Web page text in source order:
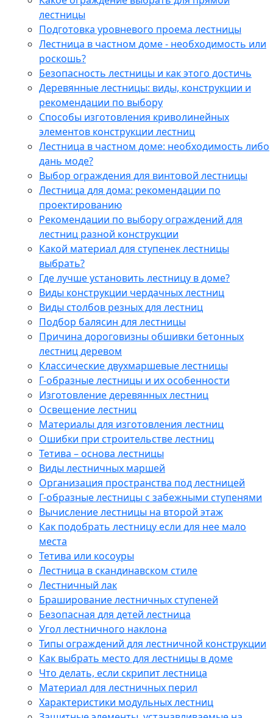
лестницы
Подготовка уровневого проема лестницы
Лестница в частном доме - необходимость или
роскошь?
Безопасность лестницы и как этого достичь
Деревянные лестницы: виды, конструкции и
рекомендации по выбору
Способы изготовления криволинейных
элементов конструкции лестниц
Лестница в частном доме: необходимость либо
дань моде?
Выбор ограждения для винтовой лестницы
Лестница для дома: рекомендации по
проектированию
Рекомендации по выбору ограждений для
лестниц разной конструкции
Какой материал для ступенек лестницы
выбрать?
Где лучше установить лестницу в доме?
Виды конструкции чердачных лестниц
Виды столбов резных для лестниц
Подбор балясин для лестницы
Причина дороговизны обшивки бетонных
лестниц деревом
Классические двухмаршевые лестницы
Г-образные лестницы и их особенности
Изготовление деревянных лестниц
Освещение лестниц
Материалы для изготовления лестниц
Ошибки при строительстве лестниц
Тетива – основа лестницы
Виды лестничных маршей
Организация пространства под лестницей
Г-образные лестницы с забежными ступенями
Вычисление лестницы на второй этаж
Как подобрать лестницу если для нее мало
места
Тетива или косоуры
Лестница в скандинавском стиле
Лестничный лак
Браширование лестничных ступеней
Безопасная для детей лестница
Угол лестничного наклона
Типы ограждений для лестничной конструкции
Как выбрать место для лестницы в доме
Что делать, если скрипит лестница
Материал для лестничных перил
Характеристики модульных лестниц